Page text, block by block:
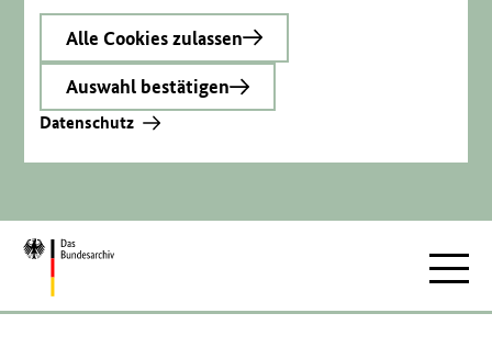
Alle Cookies zulassen
Auswahl bestätigen
Datenschutz
Zur